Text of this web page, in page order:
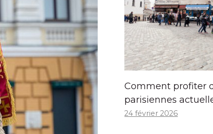
Comment profiter
parisiennes
24 février 2026